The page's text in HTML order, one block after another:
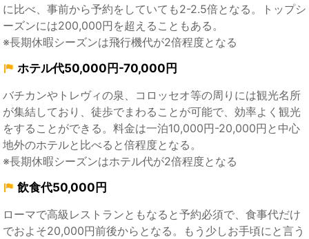
に比べ、事前から予約をしていても2-2.5倍となる。トップシ
ーズンには200,000円を超えることもある。
※長期休暇シーズンは飛行機代が2倍程度となる
ホテル代50,000円-70,000円
バチカンやトレヴィの泉、コロッセオ等の周りには観光名所
が集結しており、徒歩でまわることが可能で、効率よく観光
をすることができる。料金は一泊10,000円-20,000円と中心
地外のホテルと比べると倍程度となる。
※長期休暇シーズンはホテル代が2倍程度となる
飲食代50,000円
ローマで高級レストランともなると予約必須で、食事代だけ
でおよそ20,000円前後からとなる。もう少しお手頃にと言う